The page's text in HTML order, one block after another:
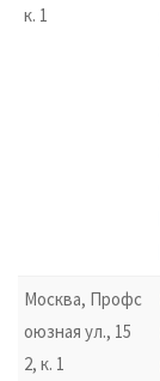
к. 1
Москва, Профс
оюзная ул., 15
2, к. 1